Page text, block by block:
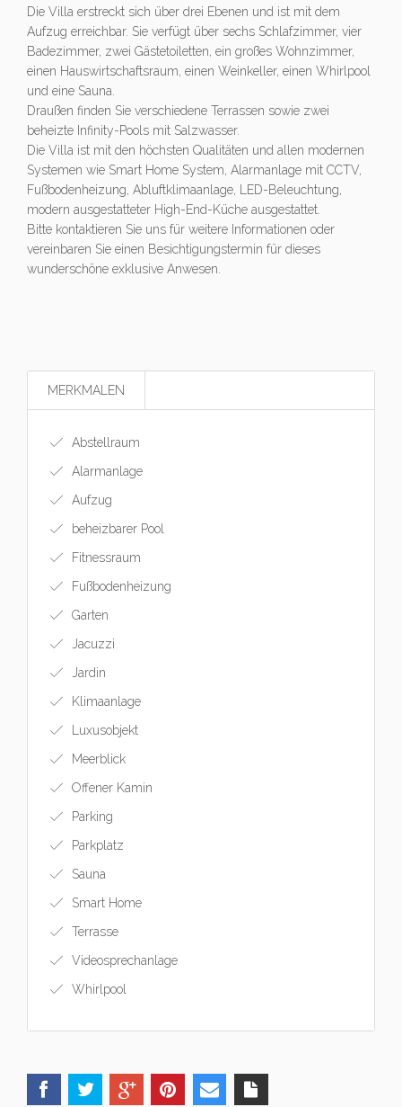
Die Villa erstreckt sich über drei Ebenen und ist mit dem
Aufzug erreichbar. Sie verfügt über sechs Schlafzimmer, vier
Badezimmer, zwei Gästetoiletten, ein großes Wohnzimmer,
einen Hauswirtschaftsraum, einen Weinkeller, einen Whirlpool
und eine Sauna.
Draußen finden Sie verschiedene Terrassen sowie zwei
beheizte Infinity-Pools mit Salzwasser.
Die Villa ist mit den höchsten Qualitäten und allen modernen
Systemen wie Smart Home System, Alarmanlage mit CCTV,
Fußbodenheizung, Abluftklimaanlage, LED-Beleuchtung,
modern ausgestatteter High-End-Küche ausgestattet.
Bitte kontaktieren Sie uns für weitere Informationen oder
vereinbaren Sie einen Besichtigungstermin für dieses
wunderschöne exklusive Anwesen.
MERKMALEN
Abstellraum
Alarmanlage
Aufzug
beheizbarer Pool
Fitnessraum
Fußbodenheizung
Garten
Jacuzzi
Jardin
Klimaanlage
Luxusobjekt
Meerblick
Offener Kamin
Parking
Parkplatz
Sauna
Smart Home
Terrasse
Videosprechanlage
Whirlpool